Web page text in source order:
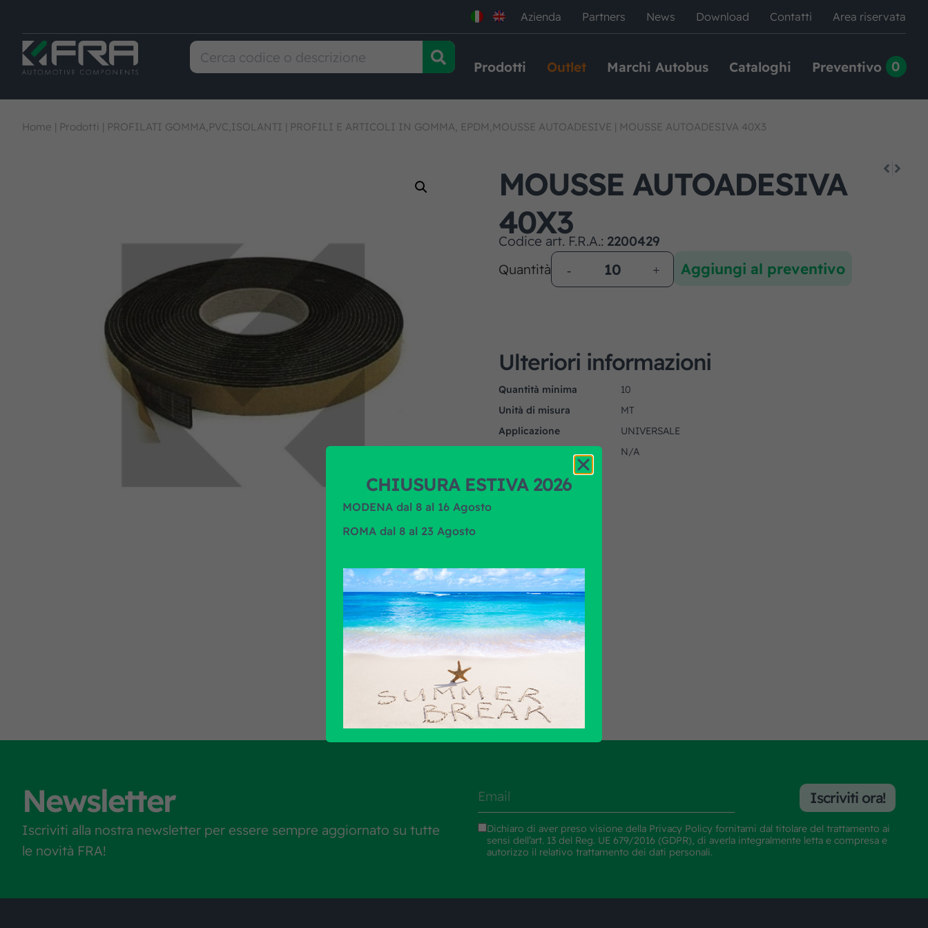
Azienda Partners News Download Contatti Area riservata
Prodotti Outlet Marchi Autobus Cataloghi Preventivo 0
Home | Prodotti | PROFILATI GOMMA,PVC,ISOLANTI | PROFILI E ARTICOLI IN GOMMA, EPDM,MOUSSE AUTOADESIVE | MOUSSE AUTOADESIVA 40X3
MOUSSE AUTOADESIVA
40X3
Codice art. F.R.A.: 2200429
Quantità
Aggiungi al preventivo
Ulteriori informazioni
Quantità minima
10
Unità di misura
MT
Applicazione
UNIVERSALE
N/A
Scopri tutti i prodotti
Newsletter
Iscriviti alla nostra newsletter per essere sempre aggiornato su tutte
le novità FRA!
Dichiaro di aver preso visione della Privacy Policy fornitami dal titolare del trattamento ai
sensi dell’art. 13 del Reg. UE 679/2016 (GDPR), di averla integralmente letta e compresa e
autorizzo il relativo trattamento dei dati personali.
Iscriviti ora!
CHIUSURA ESTIVA 2026
MODENA dal 8 al 16 Agosto
ROMA dal 8 al 23 Agosto